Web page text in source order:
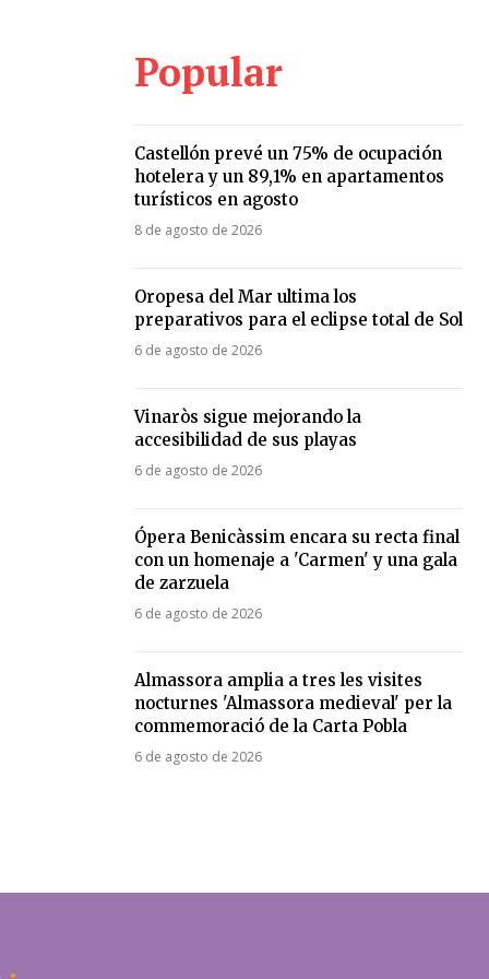
Popular
Castellón prevé un 75% de ocupación
hotelera y un 89,1% en apartamentos
turísticos en agosto
8 de agosto de 2026
Oropesa del Mar ultima los
preparativos para el eclipse total de Sol
6 de agosto de 2026
Vinaròs sigue mejorando la
accesibilidad de sus playas
6 de agosto de 2026
Ópera Benicàssim encara su recta final
con un homenaje a 'Carmen' y una gala
de zarzuela
6 de agosto de 2026
Almassora amplia a tres les visites
nocturnes 'Almassora medieval' per la
commemoració de la Carta Pobla
6 de agosto de 2026